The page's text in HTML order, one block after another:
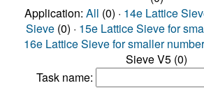
Application: All (0) · 14e Lattice
Sieve (0) · 15e Lattice Sieve for
16e Lattice Sieve for smaller
Sieve V5 (0)
Task name: